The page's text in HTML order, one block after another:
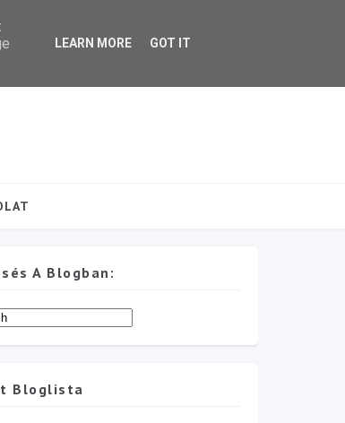
A Blogban:
Bloglista
LEARN MORE GOT IT